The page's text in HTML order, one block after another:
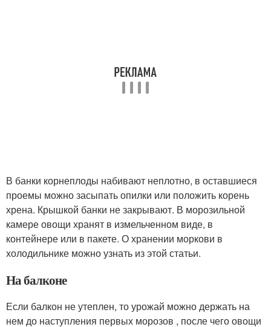
В банки корнеплоды набивают неплотно, в оставшиеся
проемы можно засыпать опилки или положить корень
хрена. Крышкой банки не закрывают. В морозильной
камере овощи хранят в измельченном виде, в
контейнере или в пакете. О хранении моркови в
холодильнике можно узнать из этой статьи.
На балконе
Если балкон не утеплен, то урожай можно держать на
нем до наступления первых морозов , после чего овощи